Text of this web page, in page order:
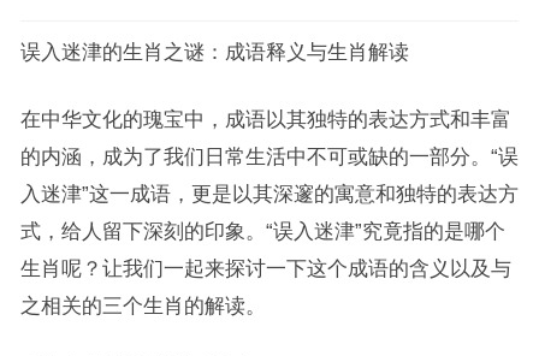
误入迷津的生肖之谜：成语释义与生肖解读
在中华文化的瑰宝中，成语以其独特的表达方式和丰富
的内涵，成为了我们日常生活中不可或缺的一部分。“误
入迷津”这一成语，更是以其深邃的寓意和独特的表达方
式，给人留下深刻的印象。“误入迷津”究竟指的是哪个
生肖呢？让我们一起来探讨一下这个成语的含义以及与
之相关的三个生肖的解读。